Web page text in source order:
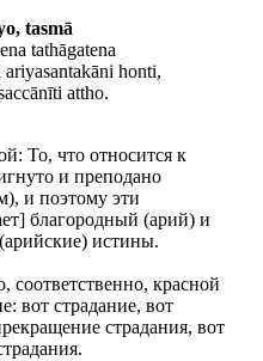
tasmā
tathāgatena
honti,
attho.
То, что относится к
и преподано
и поэтому эти
благородный (арий) и
истины.
соответственно, красной
вот страдание, вот
страдания, вот